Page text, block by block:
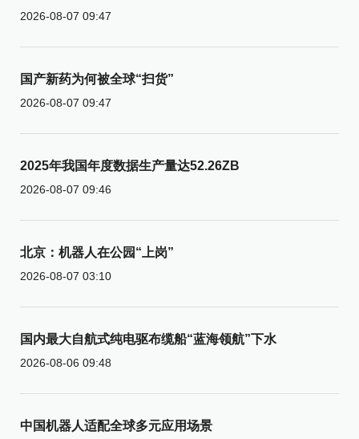
2026-08-07 09:47
国产新药为何被全球“扫货”
2026-08-07 09:47
2025年我国年度数据生产量达52.26ZB
2026-08-07 09:46
北京：机器人在公园“上岗”
2026-08-07 03:10
国内最大自航式纯电驱布缆船“蓝海领航”下水
2026-08-06 09:48
中国机器人适配全球多元应用场景